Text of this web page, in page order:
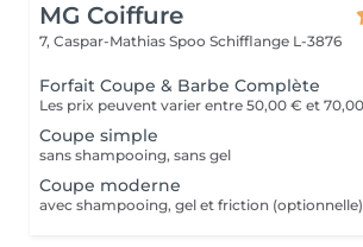
MG Coiffure
7, Caspar-Mathias Spoo Schifflange L-3876
Forfait Coupe & Barbe Complète
Coupe simple
sans shampooing, sans gel
Coupe moderne
avec shampooing, gel et friction (optionnelle)